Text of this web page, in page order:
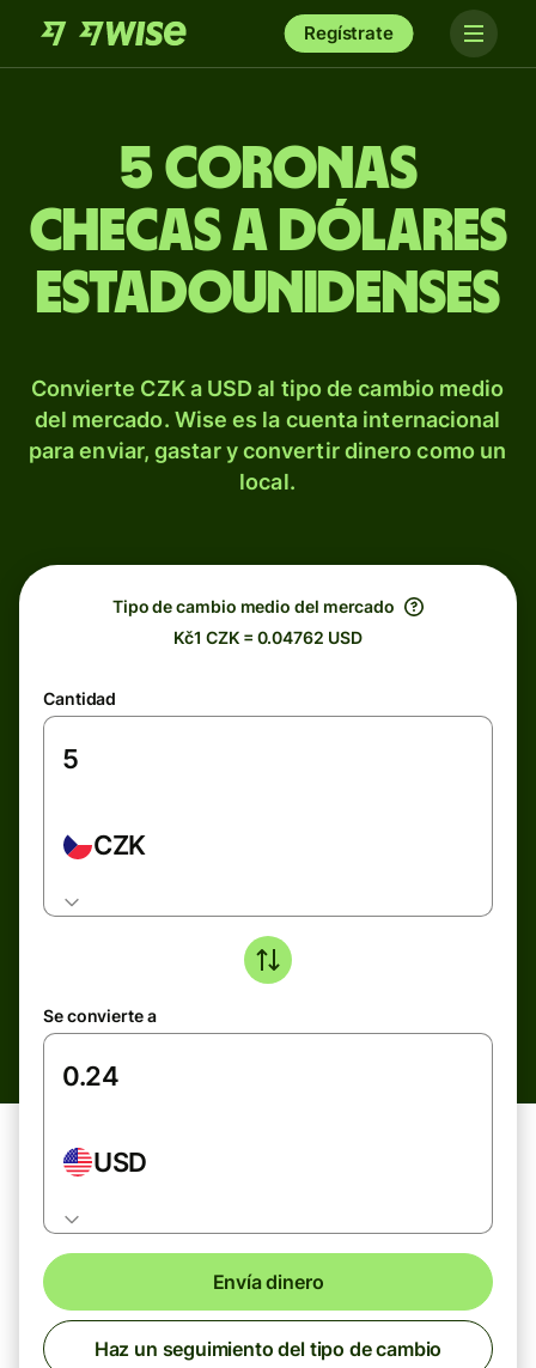
Regístrate
5 coronas
checas a dólares
estadounidenses
Convierte CZK a USD al tipo de cambio medio
del mercado. Wise es la cuenta internacional
para enviar, gastar y convertir dinero como un
local.
Tipo de cambio medio del mercado
Kč1 CZK = 0.04762 USD
Cantidad
CZK
Se convierte a
USD
Envía dinero
Haz un seguimiento del tipo de cambio